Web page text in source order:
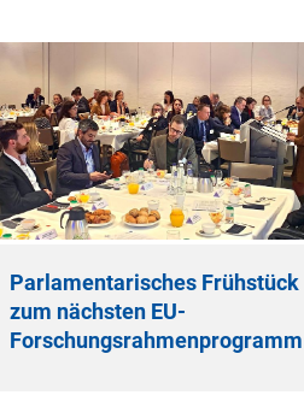
Parlamentarisches Frühstück
zum nächsten EU-
Forschungsrahmenprogramm